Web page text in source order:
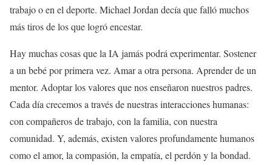
trabajo o en el deporte. Michael Jordan decía que falló muchos
más tiros de los que logró encestar.
Hay muchas cosas que la IA jamás podrá experimentar. Sostener
a un bebé por primera vez. Amar a otra persona. Aprender de un
mentor. Adoptar los valores que nos enseñaron nuestros padres.
Cada día crecemos a través de nuestras interacciones humanas:
con compañeros de trabajo, con la familia, con nuestra
comunidad. Y, además, existen valores profundamente humanos
como el amor, la compasión, la empatía, el perdón y la bondad.